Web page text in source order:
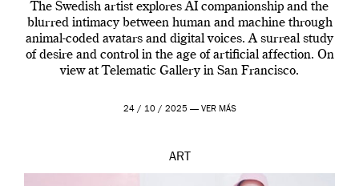
The Swedish artist explores AI companionship and the
blurred intimacy between human and machine through
animal-coded avatars and digital voices. A surreal study
of desire and control in the age of artificial affection. On
view at Telematic Gallery in San Francisco.
24 / 10 / 2025 — VER MÁS
ART